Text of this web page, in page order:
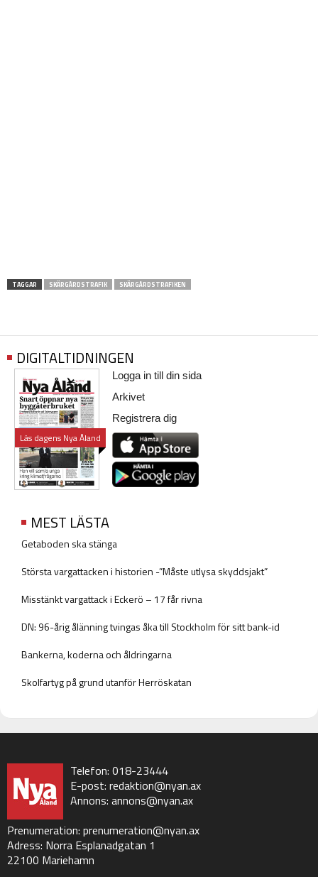
TAGGAR SKÄRGÅRDSTRAFIK SKÄRGÅRDSTRAFIKEN
DIGITALTIDNINGEN
Läs dagens Nya Åland
Logga in till din sida
Arkivet
Registrera dig
MEST LÄSTA
Getaboden ska stänga
Största vargattacken i historien -”Måste utlysa skyddsjakt”
Misstänkt vargattack i Eckerö – 17 får rivna
DN: 96-årig ålänning tvingas åka till Stockholm för sitt bank-id
Bankerna, koderna och åldringarna
Skolfartyg på grund utanför Herröskatan
Telefon: 018-23444
E-post: redaktion@nyan.ax
Annons: annons@nyan.ax
Prenumeration: prenumeration@nyan.ax
Adress: Norra Esplanadgatan 1
22100 Mariehamn